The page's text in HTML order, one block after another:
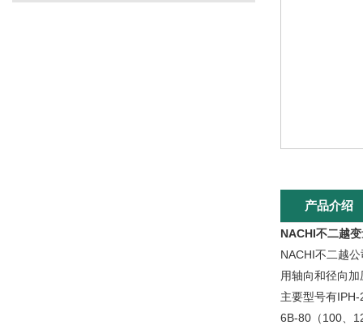
产品介绍
NACHI不二越
NACHI不二越
用轴向和径向
主要型号有
6B-80（100、